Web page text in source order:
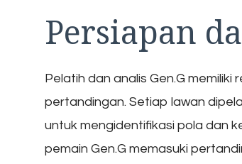
Persiapan
Pelatih dan analis Gen.G
pertandingan. Setiap lawan
untuk mengidentifikasi pola dan
pemain Gen.G memasuki